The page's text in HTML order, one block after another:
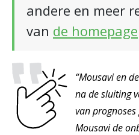
andere en meer
van de homepage
“Mousavi en
na de sluiting
van
Mousavi de